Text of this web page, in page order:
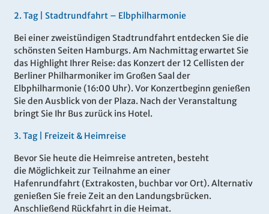
2. Tag | Stadtrundfahrt – Elbphilharmonie
Bei einer zweistündigen Stadtrundfahrt entdecken Sie die
schönsten Seiten Hamburgs. Am Nachmittag erwartet Sie
das Highlight Ihrer Reise: das Konzert der 12 Cellisten der
Berliner Philharmoniker im Großen Saal der
Elbphilharmonie (16:00 Uhr). Vor Konzertbeginn genießen
Sie den Ausblick von der Plaza. Nach der Veranstaltung
bringt Sie Ihr Bus zurück ins Hotel.
3. Tag | Freizeit & Heimreise
Bevor Sie heute die Heimreise antreten, besteht
die Möglichkeit zur Teilnahme an einer
Hafenrundfahrt (Extrakosten, buchbar vor Ort). Alternativ
genießen Sie freie Zeit an den Landungsbrücken.
Anschließend Rückfahrt in die Heimat.